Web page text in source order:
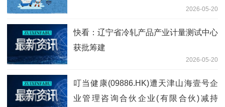
2026-05-20
快看：辽宁省冷轧产品产业计量测试中心
获批筹建
2026-05-20
叮当健康(09886.HK)遭天津山海壹号企
业管理咨询合伙企业(有限合伙)减持